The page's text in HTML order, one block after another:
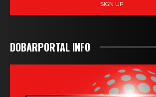
SIGN UP
DOBARPORTAL INFO